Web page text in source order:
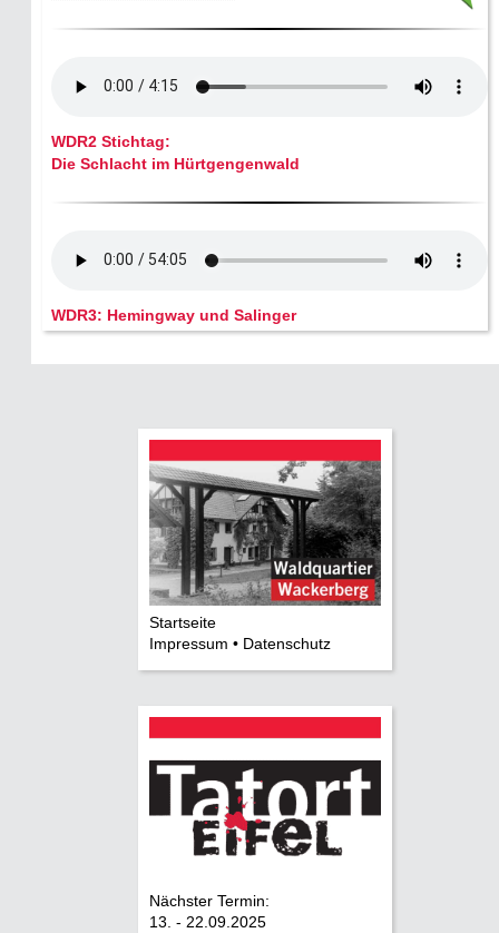
WDR2 Stichtag:
Die Schlacht im Hürtgengenwald
WDR3: Hemingway und Salinger
Startseite
Impressum • Datenschutz
Nächster Termin:
13. - 22.09.2025